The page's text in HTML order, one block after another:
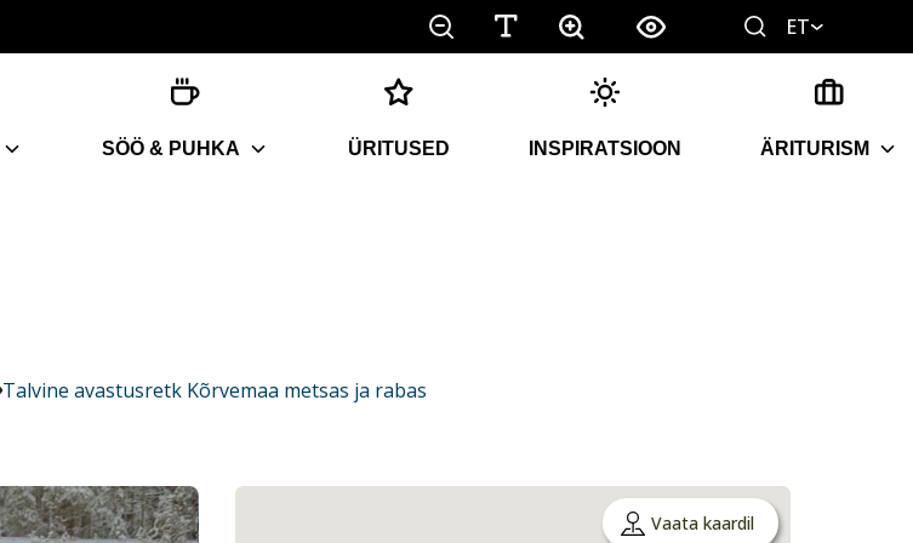
ET
SÖÖ & PUHKA ÜRITUSED INSPIRATSIOON ÄRITURISM
Talvine avastusretk Kõrvemaa metsas ja rabas
Vaata kaardil